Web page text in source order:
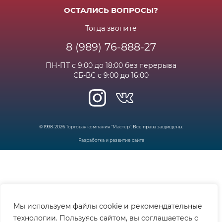
Мы используем файлы cookie и рекомендательные
технологии. Пользуясь сайтом, вы соглашаетесь с
Возрат и гарантия
Часто задаваемые вопросы
ОСТАЛИСЬ ВОПРОСЫ?
Тогда звоните
8 (989) 76-888-27
ПН-ПТ с 9:00 до 18:00 без перерыва
СБ-ВС с 9:00 до 16:00
© 1998-2026Торговая компания "Мастер". Все права защищены.
Разработка и развитие сайта